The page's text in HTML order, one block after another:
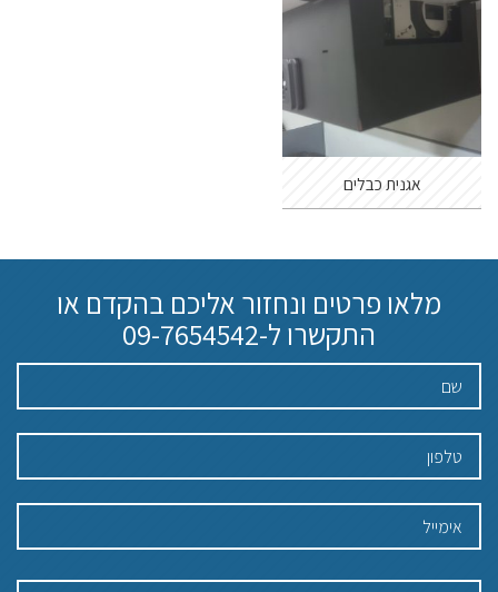
אגנית כבלים
מלאו פרטים ונחזור אליכם בהקדם או
התקשרו ל-09-7654542